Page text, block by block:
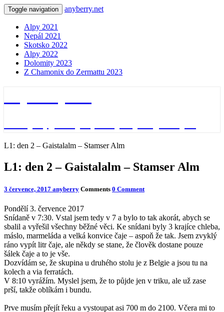
Toggle navigation anyberry.net
Alpy 2021
Nepál 2021
Skotsko 2022
Alpy 2022
Dolomity 2023
Z Chamonix do Zermattu 2023
L1: den 2 – Gaistalalm – Stamser Alm
L1: den 2 – Gaistalalm – Stamser Alm
3 července, 2017 anyberry Comments 0 Comment
Pondělí 3. července 2017
Snídaně v 7:30. Vstal jsem tedy v 7 a bylo to tak akorát, abych se
sbalil a vyřešil všechny běžné věci. Ke snídani byly 3 krajíce chleba,
máslo, marmeláda a velká konvice čaje – aspoň že tak. Jsem zvyklý
ráno vypít litr čaje, ale někdy se stane, že člověk dostane pouze
šálek čaje a to je vše.
Dozvídám se, že skupina u druhého stolu je z Belgie a jsou tu na
kolech a via ferratách.
V 8:10 vyrážím. Myslel jsem, že to půjde jen v triku, ale už zase
prší, takže oblíkám i bundu.
Prve musím přejít řeku a vystoupat asi 700 m do 2100. Včera mi to